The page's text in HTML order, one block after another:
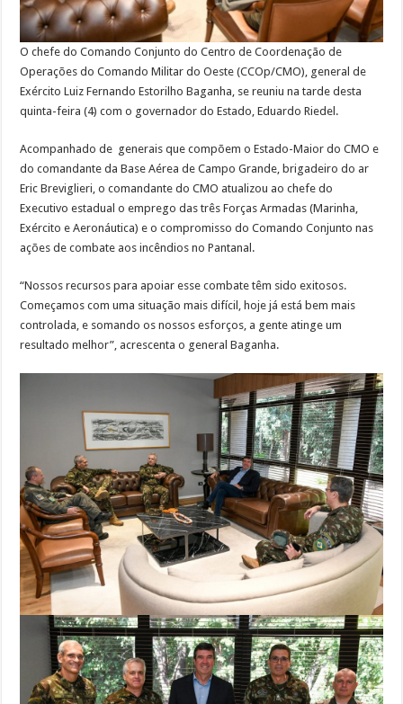
O chefe do Comando Conjunto do Centro de Coordenação de
Operações do Comando Militar do Oeste (CCOp/CMO), general de
Exército Luiz Fernando Estorilho Baganha, se reuniu na tarde desta
quinta-feira (4) com o governador do Estado, Eduardo Riedel.
Acompanhado de generais que compõem o Estado-Maior do CMO e
do comandante da Base Aérea de Campo Grande, brigadeiro do ar
Eric Breviglieri, o comandante do CMO atualizou ao chefe do
Executivo estadual o emprego das três Forças Armadas (Marinha,
Exército e Aeronáutica) e o compromisso do Comando Conjunto nas
ações de combate aos incêndios no Pantanal.
“Nossos recursos para apoiar esse combate têm sido exitosos.
Começamos com uma situação mais difícil, hoje já está bem mais
controlada, e somando os nossos esforços, a gente atinge um
resultado melhor”, acrescenta o general Baganha.